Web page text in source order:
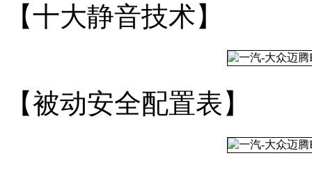
【十大静音技术】
【被动安全配置表】